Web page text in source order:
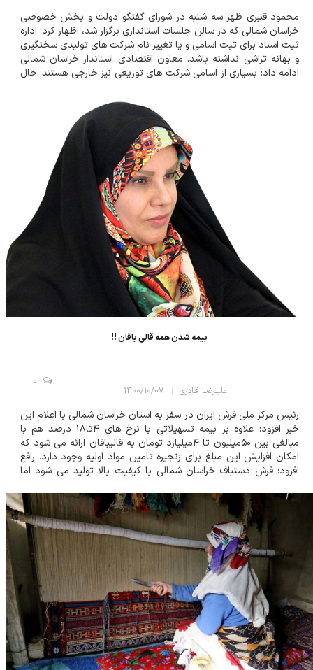
محمود قنبری ظهر سه شنبه در شورای گفتگو دولت و بخش خصوصی
خراسان شمالی که در سالن جلسات استانداری برگزار شد، اظهار کرد: اداره
ثبت اسناد برای ثبت اسامی و یا تغییر نام شرکت های تولیدی سختگیری
و بهانه تراشی نداشته باشد. معاون اقتصادی استاندار خراسان شمالی
ادامه داد: بسیاری از اسامی شرکت های توزیعی نیز خارجی هستند؛ حال
بیمه شدن همه قالی بافان !!
علیـرضـا قـادری ۱۴۰۰/۱۰/۰۷
0
رئیس مرکز ملی فرش ایران در سفر به استان خراسان شمالی با اعلام این
خبر افزود: علاوه بر بیمه تسهیلاتی با نرخ های ۴تا۱۸ درصد هم با
مبالغی بین ۵۰میلیون تا ۴میلیارد تومان به قالیبافان ارائه می شود که
امکان افزایش این مبلغ برای زنجیره تامین مواد اولیه وجود دارد. رافع
افزود: فرش دستباف خراسان شمالی با کیفیت بالا تولید می شود اما
ارتقای مهارت...